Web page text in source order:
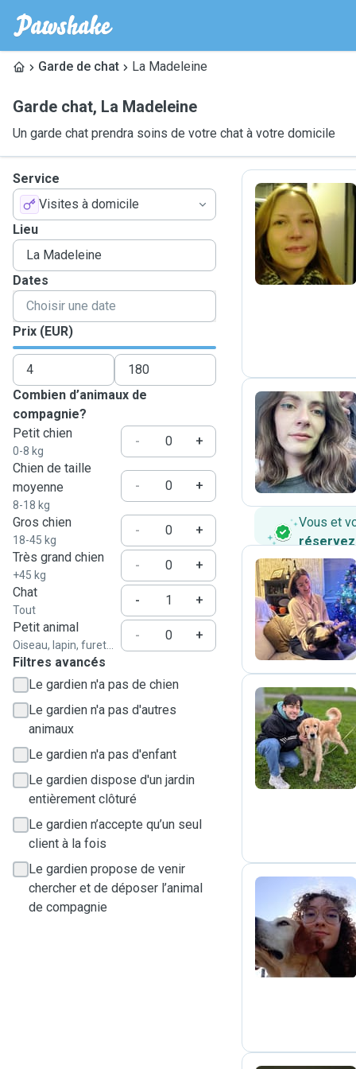
Garde de chat La Madeleine
Garde chat, La Madeleine
Un garde chat prendra soins de votre chat à votre domicile
Service
Visites à domicile
Lieu
Dates
Prix (EUR)
Combien d’animaux de
compagnie?
Petit chien
0-8 kg
-
+
Chien de taille
moyenne
8-18 kg
- +
Gros chien
18-45 kg
-
+
Très grand chien
+45 kg
-
+
Chat
Tout
-
+
Petit animal
Oiseau, lapin, furet...
-
+
Filtres avancés
Le gardien n'a pas de chien
Le gardien n'a pas d'autres
animaux
Le gardien n'a pas d'enfant
Le gardien dispose d'un jardin
entièrement clôturé
Le gardien n’accepte qu’un seul
client à la fois
Le gardien propose de venir
chercher et de déposer l’animal
de compagnie
A
A
Vous et
réservez
M
L
C